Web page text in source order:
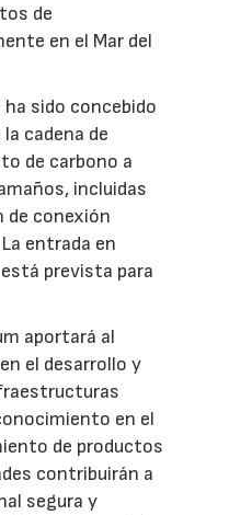
de
en el Mar del
sido concebido
cadena de
de carbono a
incluidas
de conexión
entrada en
prevista para
aportará al
el desarrollo y
en el
de productos
contribuirán a
segura y